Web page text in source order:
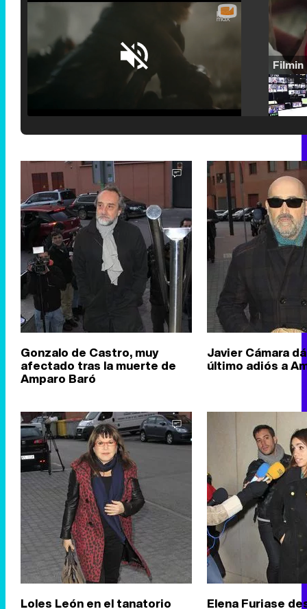
Gonzalo de Castro, muy
afectado tras la muerte de
Amparo Baró
Javier Cámara
último adiós a
Loles León en el tanatorio Elena Furiase